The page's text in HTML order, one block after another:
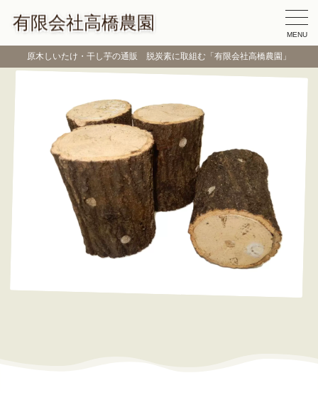
MENU
有限会社高橋農園
原木しいたけ・干し芋の通販 脱炭素に取組む「有限会社高橋農園」